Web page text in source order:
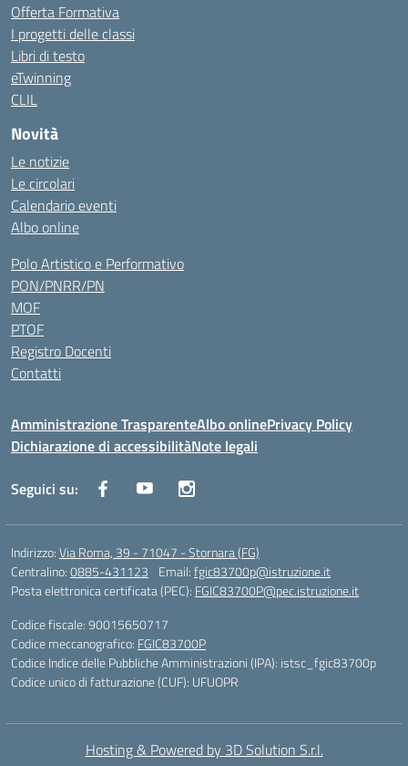
Offerta Formativa
I progetti delle classi
Libri di testo
eTwinning
CLIL
Novità
Le notizie
Le circolari
Calendario eventi
Albo online
Polo Artistico e Performativo
PON/PNRR/PN
MOF
PTOF
Registro Docenti
Contatti
Amministrazione TrasparenteAlbo onlinePrivacy Policy
Dichiarazione di accessibilitàNote legali
Seguici su:
Indirizzo:Via Roma, 39 - 71047 - Stornara (FG)
Centralino:0885-431123 Email:fgic83700p@istruzione.it
Posta elettronica certificata (PEC): FGIC83700P@pec.istruzione.it
Codice fiscale: 90015650717
Codice meccanografico: FGIC83700P
Codice Indice delle Pubbliche Amministrazioni (IPA): istsc_fgic83700p
Codice unico di fatturazione (CUF): UFUOPR
Hosting & Powered by 3D Solution S.r.l.